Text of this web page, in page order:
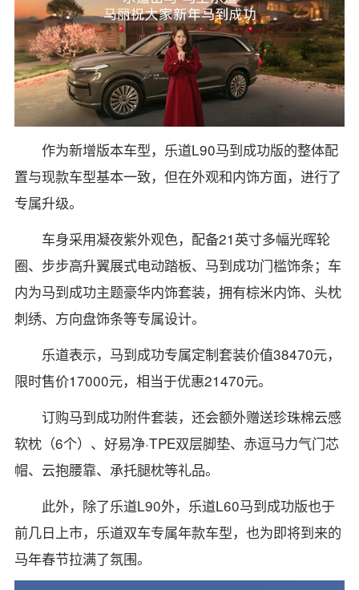
作为新增版本车型，乐道L90马到成功版的整体配
置与现款车型基本一致，但在外观和内饰方面，进行了
专属升级。
车身采用凝夜紫外观色，配备21英寸多幅光晖轮
圈、步步高升翼展式电动踏板、马到成功门槛饰条；车
内为马到成功主题豪华内饰套装，拥有棕米内饰、头枕
刺绣、方向盘饰条等专属设计。
乐道表示，马到成功专属定制套装价值38470元，
限时售价17000元，相当于优惠21470元。
订购马到成功附件套装，还会额外赠送珍珠棉云感
软枕（6个）、好易净·TPE双层脚垫、赤逗马力气门芯
帽、云抱腰靠、承托腿枕等礼品。
此外，除了乐道L90外，乐道L60马到成功版也于
前几日上市，乐道双车专属年款车型，也为即将到来的
马年春节拉满了氛围。